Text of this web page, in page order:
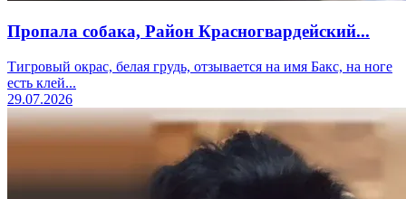
Пропала собака, Район Красногвардейский...
Тигровый окрас, белая грудь, отзывается на имя Бакс, на ноге
есть клей...
29.07.2026